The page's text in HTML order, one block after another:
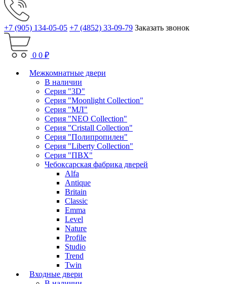
+7 (905) 134-05-05 +7 (4852) 33-09-79 Заказать звонок
0 0 ₽
Межкомнатные двери
В наличии
Серия "3D"
Серия "Moonlight Collection"
Серия "МЛ"
Серия "NEO Collection"
Серия "Cristall Collection"
Серия "Полипропилен"
Серия "Liberty Collection"
Серия "ПВХ"
Чебоксарская фабрика дверей
Alfa
Antique
Britain
Classic
Emma
Level
Nature
Profile
Studio
Trend
Twin
Входные двери